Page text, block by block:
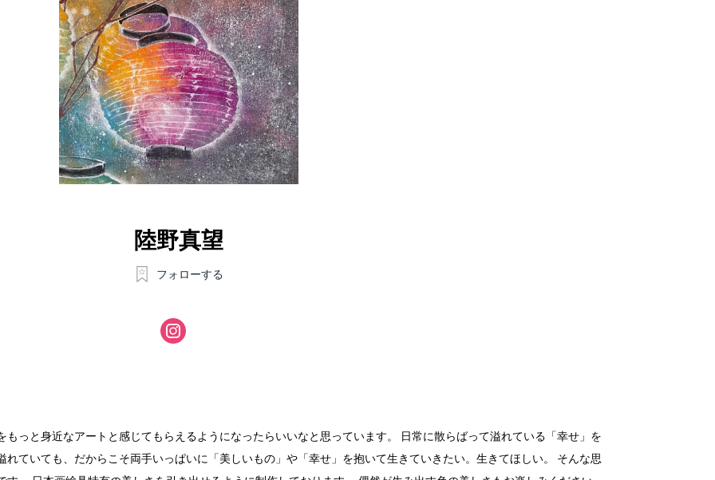
陸野真望
フォローする
っと身近なアートと感じてもらえるようになったらいいなと思っています。 日常に散らばって溢れている「幸せ」を
ていても、だからこそ両手いっぱいに「美しいもの」や「幸せ」を抱いて生きていきたい。生きてほしい。 そんな思